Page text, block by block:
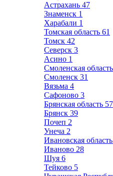
Астрахань 47
Знаменск 1
Харабали 1
Томская область 61
Томск 42
Северск 3
Асино 1
Смоленская область
Смоленск 31
Вязьма 4
Сафоново 3
Брянская область 57
Брянск 39
Почеп 2
Унеча 2
Ивановская область
Иваново 28
Шуя 6
Тейково 5